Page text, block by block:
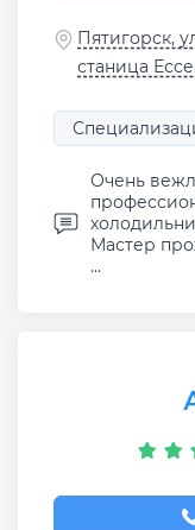
Пятигорск,
станица
Очень
Мастер
...